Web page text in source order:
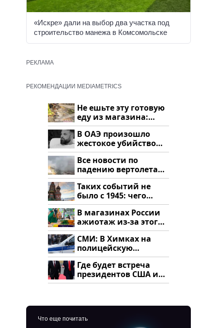
«Искре» дали на выбор два участка под
строительство манежа в Комсомольске
РЕКЛАМА
РЕКОМЕНДАЦИИ MEDIAMETRICS
Не ешьте эту готовую
еду из магазина:
список
В ОАЭ произошло
жестокое убийство
криптомиллионера
Все новости по
падению вертолета
на Кавказе: читать
здесь
Таких событий не
было с 1945: чего
ждать всем нам?
В магазинах России
ажиотаж из-за этого
продукта: что купить?
СМИ: В Химках на
полицейскую
машину напали и
подожгли.
Где будет встреча
президентов США и
России: Европа?
Что еще почитать